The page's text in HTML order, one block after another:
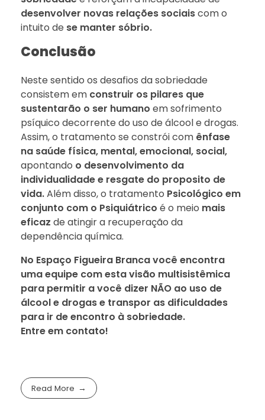
desenvolver novas relações sociaiscom o
intuito de se manter sóbrio.
Conclusão
Neste sentido os desafios da sobriedade
consistem em construir os pilares que
sustentarão o ser humano em sofrimento
psíquico decorrente do uso de álcool e drogas.
Assim, o tratamento se constrói com ênfase
na saúde física, mental, emocional, social,
apontando o desenvolvimento da
individualidade e resgate do proposito de
vida.Além disso, o tratamento Psicológico em
conjunto com o Psiquiátrico é o meio mais
eficaz de atingir a recuperação da
dependência química.
No Espaço Figueira Branca você encontra
uma equipe com esta visão multisistêmica
para permitir a você dizer NÃO ao uso de
álcool e drogas e transpor as dificuldades
para ir de encontro à sobriedade.
Entre em contato!
Read More